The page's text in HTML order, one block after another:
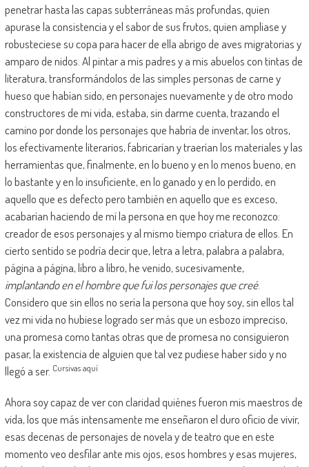
penetrar hasta las capas subterráneas más profundas, quien
apurase la consistencia y el sabor de sus frutos, quien ampliase y
robusteciese su copa para hacer de ella abrigo de aves migratorias y
amparo de nidos. Al pintar a mis padres y a mis abuelos con tintas de
literatura, transformándolos de las simples personas de carne y
hueso que habían sido, en personajes nuevamente y de otro modo
constructores de mi vida, estaba, sin darme cuenta, trazando el
camino por donde los personajes que habría de inventar, los otros,
los efectivamente literarios, fabricarían y traerían los materiales y las
herramientas que, finalmente, en lo bueno y en lo menos bueno, en
lo bastante y en lo insuficiente, en lo ganado y en lo perdido, en
aquello que es defecto pero también en aquello que es exceso,
acabarían haciendo de mí la persona en que hoy me reconozco:
creador de esos personajes y al mismo tiempo criatura de ellos. En
cierto sentido se podría decir que, letra a letra, palabra a palabra,
página a página, libro a libro, he venido, sucesivamente,
implantando en el hombre que fui los personajes que creé.
Considero que sin ellos no sería la persona que hoy soy, sin ellos tal
vez mi vida no hubiese logrado ser más que un esbozo impreciso,
una promesa como tantas otras que de promesa no consiguieron
pasar, la existencia de alguien que tal vez pudiese haber sido y no
llegó a ser. Cursivas aquí
Ahora soy capaz de ver con claridad quiénes fueron mis maestros de
vida, los que más intensamente me enseñaron el duro oficio de vivir,
esas decenas de personajes de novela y de teatro que en este
momento veo desfilar ante mis ojos, esos hombres y esas mujeres,